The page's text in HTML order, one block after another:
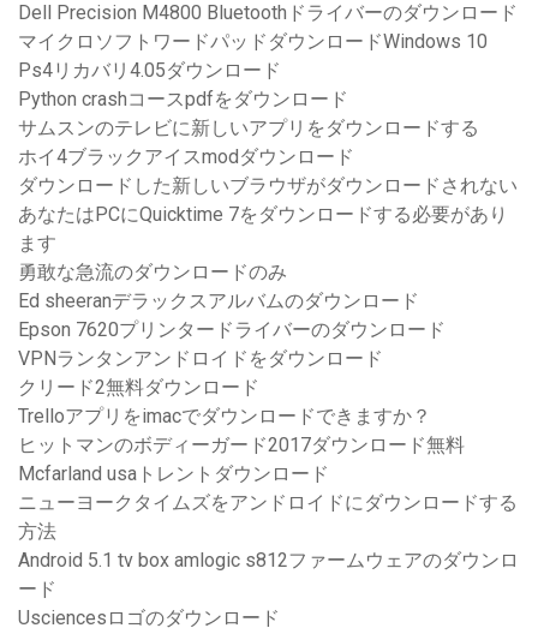
Dell Precision M4800 Bluetoothドライバーのダウンロード
マイクロソフトワードパッドダウンロードWindows 10
Ps4リカバリ4.05ダウンロード
Python crashコースpdfをダウンロード
サムスンのテレビに新しいアプリをダウンロードする
ホイ4ブラックアイスmodダウンロード
ダウンロードした新しいブラウザがダウンロードされない
あなたはPCにQuicktime 7をダウンロードする必要があり
ます
勇敢な急流のダウンロードのみ
Ed sheeranデラックスアルバムのダウンロード
Epson 7620プリンタードライバーのダウンロード
VPNランタンアンドロイドをダウンロード
クリード2無料ダウンロード
Trelloアプリをimacでダウンロードできますか？
ヒットマンのボディーガード2017ダウンロード無料
Mcfarland usaトレントダウンロード
ニューヨークタイムズをアンドロイドにダウンロードする
方法
Android 5.1 tv box amlogic s812ファームウェアのダウンロ
ード
Usciencesロゴのダウンロード